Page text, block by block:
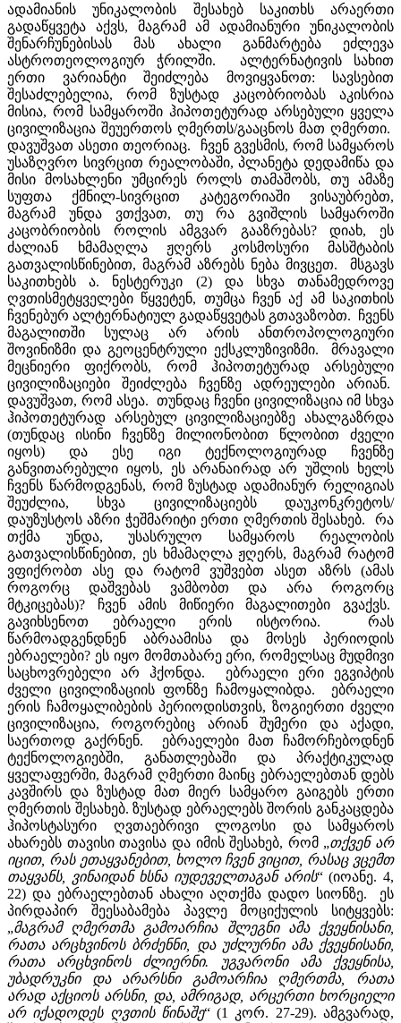
ადამიანის უნიკალობის შესახებ საკითხს არაერთი
გადაწყვეტა აქვს, მაგრამ ამ ადამიანური უნიკალობის
შენარჩუნებისას მას ახალი განმარტება ეძლევა
ასტროთეოლოგიურ ჭრილში. ალტერნატივის სახით
ერთი ვარიანტი შეიძლება მოვიყვანოთ: სავსებით
შესაძლებელია, რომ ზუსტად კაცობრიობას აკისრია
მისია, რომ სამყაროში ჰიპოთეტურად არსებული ყველა
ცივილიზაცია შეუერთოს ღმერთს/გააცნოს მათ ღმერთი.
დავუშვათ ასეთი თეორიაც. ჩვენ გვესმის, რომ სამყაროს
უსაზღვრო სივრცით რეალობაში, პლანეტა დედამიწა და
მისი მოსახლენი უმცირეს როლს თამაშობს, თუ ამაზე
სუფთა ქმნილ-სივრცით კატეგორიაში ვისაუბრებთ,
მაგრამ უნდა ვთქვათ, თუ რა გვიშლის სამყაროში
კაცობრიობის როლის ამგვარ გააზრებას? დიახ, ეს
ძალიან ხმამაღლა ჟღერს კოსმოსური მასშტაბის
გათვალისწინებით, მაგრამ აზრებს ნება მივცეთ. მსგავს
საკითხებს ა. ნესტერუკი (2) და სხვა თანამედროვე
ღვთისმეტყველები წყვეტენ, თუმცა ჩვენ აქ ამ საკითხის
ჩვენებურ ალტერნატიულ გადაწყვეტას გთავაზობთ. ჩვენს
მაგალითში სულაც არ არის ანთროპოლოგიური
შოვინიზმი და გეოცენტრული ექსკლუზივიზმი. მრავალი
მეცნიერი ფიქრობს, რომ ჰიპოთეტურად არსებული
ცივილიზაციები შეიძლება ჩვენზე ადრეულები არიან.
დავუშვათ, რომ ასეა. თუნდაც ჩვენი ცივილიზაცია იმ სხვა
ჰიპოთეტურად არსებულ ცივილიზაციებზე ახალგაზრდა
(თუნდაც ისინი ჩვენზე მილიონობით წლობით ძველი
იყოს) და ესე იგი ტექნოლოგიურად ჩვენზე
განვითარებული იყოს, ეს არანაირად არ უშლის ხელს
ჩვენს წარმოდგენას, რომ ზუსტად ადამიანურ რელიგიას
შეუძლია, სხვა ცივილიზაციებს დაუკონკრეტოს/
დაუზუსტოს აზრი ჭეშმარიტი ერთი ღმერთის შესახებ. რა
თქმა უნდა, უსასრულო სამყაროს რეალობის
გათვალისწინებით, ეს ხმამაღლა ჟღერს, მაგრამ რატომ
ვფიქრობთ ასე და რატომ ვუშვებთ ასეთ აზრს (ამას
როგორც დაშვებას ვამბობთ და არა როგორც
მტკიცებას)? ჩვენ ამის მიწიერი მაგალითები გვაქვს.
გავიხსენოთ ებრაელი ერის ისტორია. რას
წარმოადგენდნენ აბრაამისა და მოსეს პერიოდის
ებრაელები? ეს იყო მომთაბარე ერი, რომელსაც მუდმივი
საცხოვრებელი არ ჰქონდა. ებრაელი ერი ეგვიპტის
ძველი ცივილიზაციის ფონზე ჩამოყალიბდა. ებრაელი
ერის ჩამოყალიბების პერიოდისთვის, ზოგიერთი ძველი
ცივილიზაცია, როგორებიც არიან შუმერი და აქადი,
საერთოდ გაქრნენ. ებრაელები მათ ჩამორჩებოდნენ
ტექნოლოგიებში, განათლებაში და პრაქტიკულად
ყველაფერში, მაგრამ ღმერთი მაინც ებრაელებთან დებს
კავშირს და ზუსტად მათ მიერ სამყარო გაიგებს ერთი
ღმერთის შესახებ. ზუსტად ებრაელებს შორის განკაცდება
ჰიპოსტასური ღვთაებრივი ლოგოსი და სამყაროს
ახარებს თავისი თავისა და იმის შესახებ, რომ „თქვენ არ
იცით, რას ეთაყვანებით, ხოლო ჩვენ ვიცით, რასაც ვცემთ
თაყვანს, ვინაიდან ხსნა იუდეველთაგან არის“ (იოანე. 4,
22) და ებრაელებთან ახალი აღთქმა დადო სიონზე. ეს
პირდაპირ შეესაბამება პავლე მოციქულის სიტყვებს:
„მაგრამ ღმერთმა გამოარჩია შლეგნი ამა ქვეყნისანი,
რათა არცხვინოს ბრძენნი, და უძლურნი ამა ქვეყნისანი,
რათა
არცხვინოს ძლიერნი. უგვარონი ამა ქვეყნისა,
უბადრუკნი
და არარსნი გამოარჩია ღმერთმა, რათა
არად აქციოს არსნი, და, ამრიგად, არცერთი ხორციელი
არ იქადოდეს ღვთის წინაშე“ (1 კორ. 27-29). ამგვარად,